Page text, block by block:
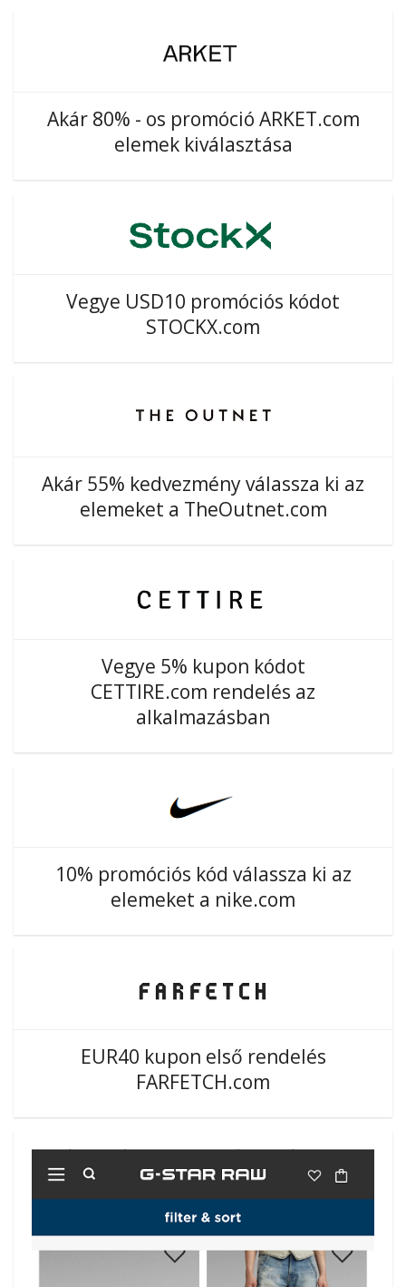
Akár 80% - os promóció ARKET.com
elemek kiválasztása
Vegye USD10 promóciós kódot
STOCKX.com
Akár 55% kedvezmény válassza ki az
elemeket a TheOutnet.com
Vegye 5% kupon kódot
CETTIRE.com rendelés az
alkalmazásban
10% promóciós kód válassza ki az
elemeket a nike.com
EUR40 kupon első rendelés
FARFETCH.com